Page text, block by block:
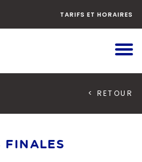
TARIFS ET HORAIRES
< RETOUR